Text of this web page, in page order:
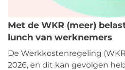
Met de WKR (meer)
lunch van werknemers
De Werkkostenregeling
2026, en dit kan gevolgen